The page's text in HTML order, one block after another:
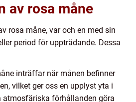
av rosa måne
rosa måne, var och en med sin
period för uppträdande. Dessa
inträffar när månen befinner
vilket ger oss en upplyst yta i
atmosfäriska förhållanden göra